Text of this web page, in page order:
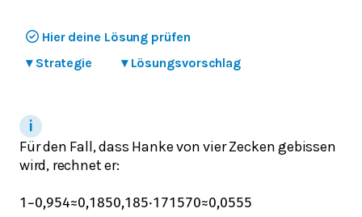
Hier deine Lösung prüfen
▾ Strategie ▾ Lösungsvorschlag
Für den Fall, dass Hanke von vier Zecken gebissen
wird, rechnet er:
1 −0,954≈0,1850,185⋅171 570≈0,0555